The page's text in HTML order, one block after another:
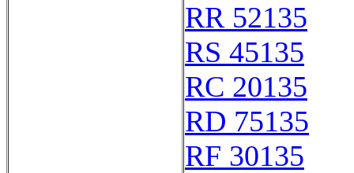
RR 52135
RS 45135
RC 20135
RD 75135
RF 30135